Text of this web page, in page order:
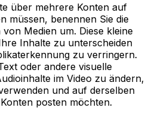
über mehrere Konten auf
müssen, benennen Sie die
Medien um. Diese kleine
Inhalte zu unterscheiden
zu verringern.
oder andere visuelle
im Video zu ändern,
und auf derselben
posten möchten.